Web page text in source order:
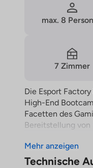
max. 8
7 Zimmer
Die Esport
High-End
Facetten des
Bereitstellung
Mehr anzeigen
Technische